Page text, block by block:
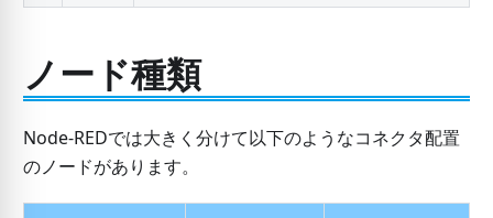
ノード種類
Node-REDでは大きく分けて以下のようなコネクタ配置
のノードがあります。